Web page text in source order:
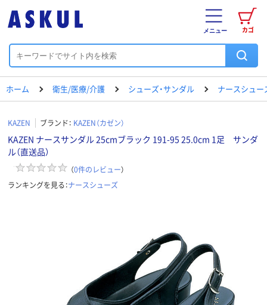
カゴ
メニュー
ホーム 衛生/医療/介護 シューズ・サンダル ナースシュー
KAZEN ブランド： KAZEN（カゼン）
KAZEN ナースサンダル 25cmブラック 191-95 25.0cm 1足 サンダ
ル（直送品）
（0件のレビュー）
ランキングを見る：ナースシューズ